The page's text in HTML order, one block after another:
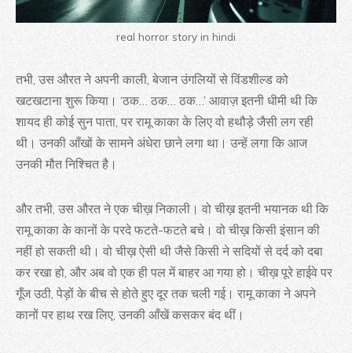
real horror story in hindi
तभी, उस औरत ने अपनी काली, बेजान उंगलियों से विंडशील्ड को
खटखटाना शुरू किया। ‘ठक… ठक… ठक…’ आवाज़ इतनी धीमी थी कि
शायद ही कोई सुन पाता, पर रामू काका के लिए वो हथौड़े जैसी लग रही
थी। उनकी आँखों के सामने अंधेरा छाने लगा था। उन्हें लगा कि आज
उनकी मौत निश्चित है।
और तभी, उस औरत ने एक चीख़ निकाली। वो चीख़ इतनी भयानक थी कि
रामू काका के कानों के परदे फटते-फटते बचे। वो चीख़ किसी इंसान की
नहीं हो सकती थी। वो चीख़ ऐसी थी जैसे किसी ने सदियों से दर्द को दबा
कर रखा हो, और अब वो एक ही पल में बाहर आ गया हो। चीख़ पूरे हाईवे पर
गूँज उठी, पेड़ों के बीच से होते हुए दूर तक चली गई। रामू काका ने अपने
कानों पर हाथ रख लिए, उनकी आँखें कसकर बंद थीं।